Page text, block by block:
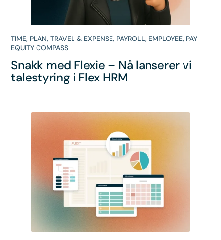
TIME, PLAN,TRAVEL & EXPENSE, PAYROLL, EMPLOYEE, PAY
EQUITY COMPASS
Snakk med Flexie – Nå lanserer vi
talestyring i Flex HRM